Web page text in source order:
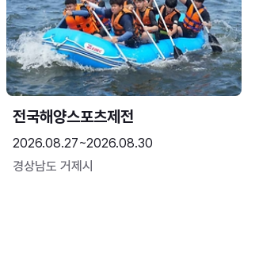
전국해양스포츠제전
2026.08.27~2026.08.30
경상남도 거제시